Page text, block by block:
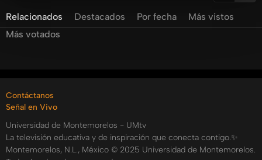
humano, descubrimos cómo las interacciones autónomas
pueden dar lugar a un orden impresionante y soluciones
naturaleza podría ser vista como evidencia de un diseño
consideramos cómo la creación misma parece estar
“programada” para cumplir un propósito superior y
coherente. Algunos de los momentos más destacados
Relacionados Destacados Por fecha
Más vistos
Más votados
Contáctanos
Señal en Vivo
Universidad de Montemorelos - UMtv
La televisión educativa y de inspiración que conecta contigo.✨
Montemorelos, N.L., México © 2025 Universidad de Montemorelos.